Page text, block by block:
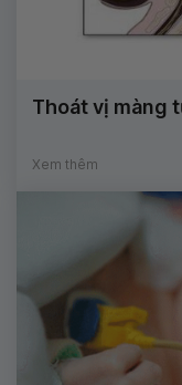
Thoát vị màng
Xem thêm